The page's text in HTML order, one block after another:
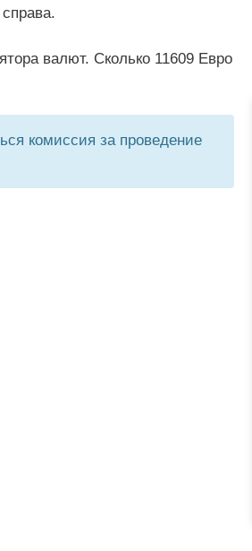
валют. Сколько 11609 Евро
комиссия за проведение